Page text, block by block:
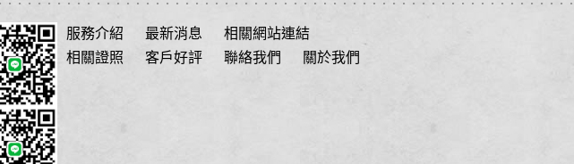
01 / 22
服務介紹 最新消息
相關網站連結
相關證照
客戶好評 聯絡我們 關於我們